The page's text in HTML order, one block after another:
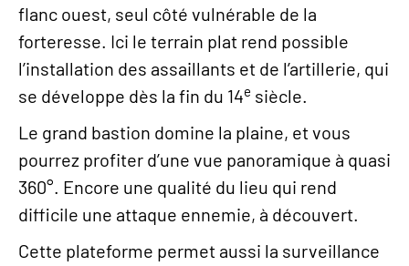
flanc ouest, seul côté vulnérable de la
forteresse. Ici le terrain plat rend possible
l’installation des assaillants et de l’artillerie, qui
se développe dès la fin du 14e siècle.
Le grand bastion domine la plaine, et vous
pourrez profiter d’une vue panoramique à quasi
360°. Encore une qualité du lieu qui rend
difficile une attaque ennemie, à découvert.
Cette plateforme permet aussi la surveillance